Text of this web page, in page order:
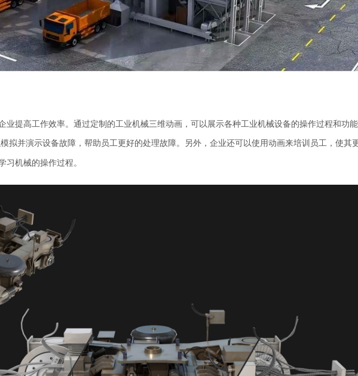
业提高工作效率。通过定制的工业机械三维动画，可以展示各种工业机械设备的操作过程和功能
拟并演示设备故障，帮助员工更好的处理故障。另外，企业还可以使用动画来培训 员工 ，使其
习机械的操作过程。